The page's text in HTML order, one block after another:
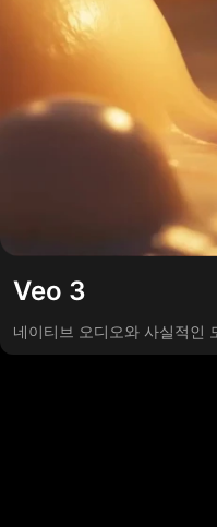
Veo 3
네이티브 오디오와 사실적인